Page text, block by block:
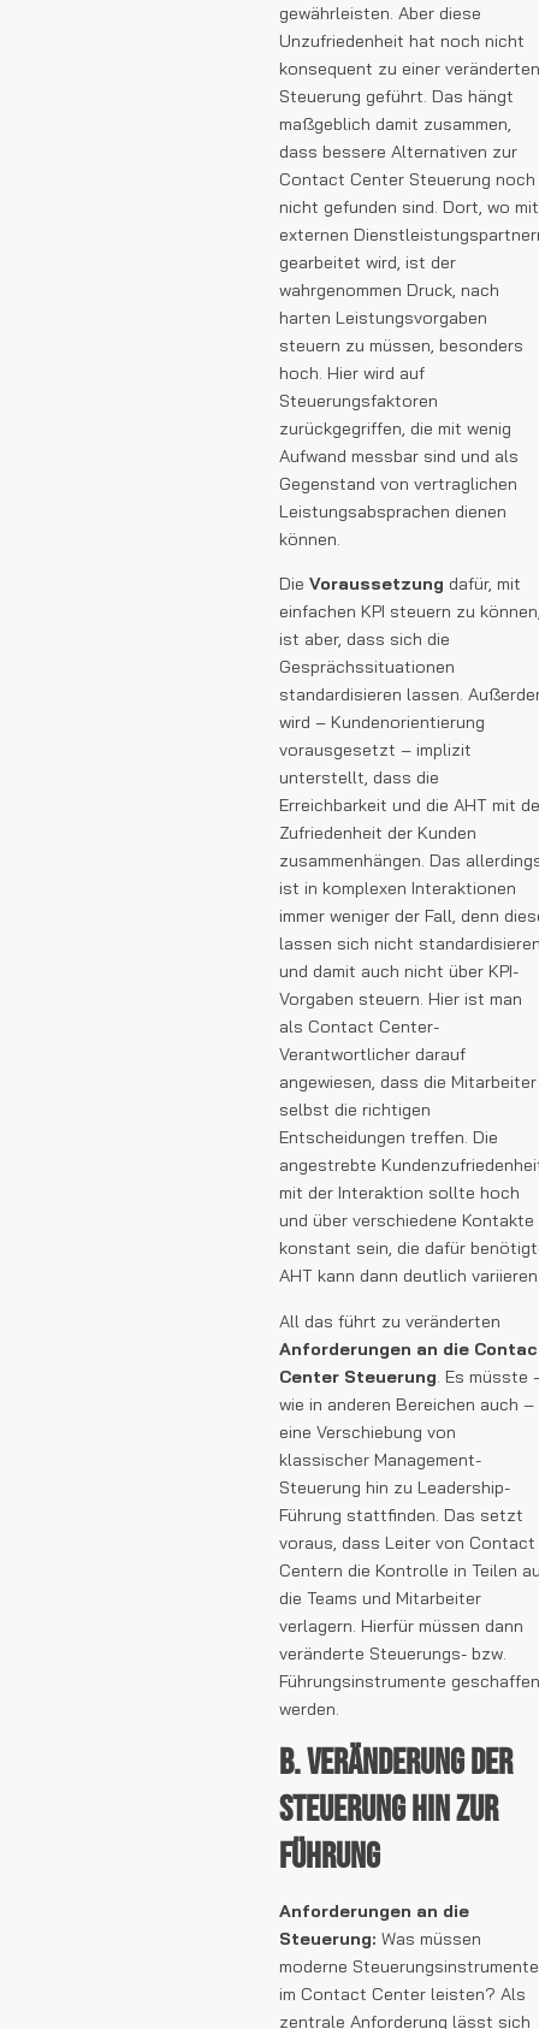
gewährleisten. Aber diese
Unzufriedenheit hat noch nicht
konsequent zu einer veränderten
Steuerung geführt. Das hängt
maßgeblich damit zusammen,
dass bessere Alternativen zur
Contact Center Steuerung noch
nicht gefunden sind. Dort, wo mit
externen
gearbeitet wird, ist der
wahrgenommen Druck, nach
harten Leistungsvorgaben
steuern zu müssen, besonders
hoch. Hier wird auf
Steuerungsfaktoren
zurückgegriffen, die mit wenig
Aufwand messbar sind und als
Gegenstand von vertraglichen
Leistungsabsprachen dienen
können.
Die Voraussetzung dafür, mit
einfachen KPI steuern zu
ist aber, dass sich die
Gesprächssituationen
standardisieren lassen.
wird – Kundenorientierung
vorausgesetzt – implizit
unterstellt, dass die
Erreichbarkeit und die AHT mit
Zufriedenheit der Kunden
zusammenhängen. Das
ist in komplexen Interaktionen
immer weniger der Fall, denn
lassen sich nicht
und damit auch nicht über KPI-
Vorgaben steuern. Hier ist man
als Contact Center-
Verantwortlicher darauf
angewiesen, dass die Mitarbeiter
selbst die richtigen
Entscheidungen treffen. Die
angestrebte
mit der Interaktion sollte hoch
und über verschiedene Kontakte
konstant sein, die dafür
AHT kann dann deutlich
All das führt zu veränderten
Anforderungen an die
Center Steuerung. Es müsste
wie in anderen Bereichen auch –
eine Verschiebung von
klassischer Management-
Steuerung hin zu Leadership-
Führung stattfinden. Das setzt
voraus, dass Leiter von Contact
Centern die Kontrolle in Teilen
die Teams und Mitarbeiter
verlagern. Hierfür müssen dann
veränderte Steuerungs- bzw.
Führungsinstrumente geschaffen
werden.
B. Veränderung der
Steuerung hin zur
Führung
Anforderungen an die
Steuerung: Was müssen
moderne Steuerungsinstrumente
im Contact Center leisten? Als
zentrale Anforderung lässt sich